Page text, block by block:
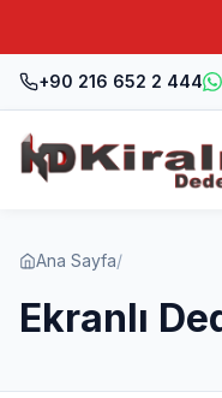
+90 216 652 2 444
Ana Sayfa/
Ekranlı